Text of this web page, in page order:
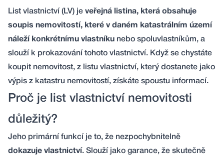
List vlastnictví (LV) je veřejná listina, která obsahuje
soupis nemovitostí, které v daném katastrálním území
náleží konkrétnímu vlastníku nebo spoluvlastníkům, a
slouží k prokazování tohoto vlastnictví. Když se chystáte
koupit nemovitost, z listu vlastnictví, který dostanete jako
výpis z katastru nemovitostí, získáte spoustu informací.
Proč je list vlastnictví nemovitosti
důležitý?
Jeho primární funkcí je to, že nezpochybnitelně
dokazuje vlastnictví. Slouží jako garance, že skutečně